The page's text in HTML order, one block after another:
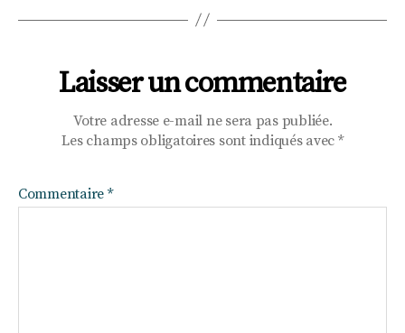
Laisser un commentaire
Votre adresse e-mail ne sera pas publiée.
Les champs obligatoires sont indiqués avec *
Commentaire *